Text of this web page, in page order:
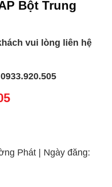
Bột Trung
vui lòng liên hệ
Phát | Ngày đăng: